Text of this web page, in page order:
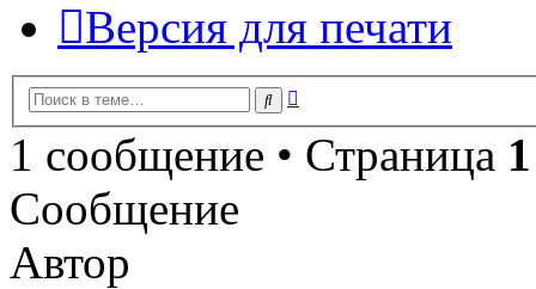
Версия для печати
Поиск
1 сообщение • Страница 1
Сообщение
Автор